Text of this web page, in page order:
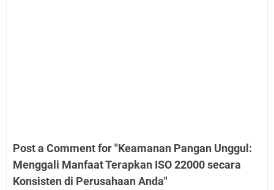
Post a Comment for "Keamanan Pangan Unggul:
Menggali Manfaat Terapkan ISO 22000 secara
Konsisten di Perusahaan Anda"